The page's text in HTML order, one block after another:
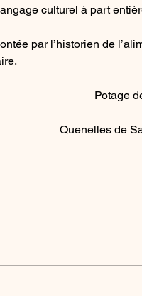
culturel à part
par l’historien de
Potage
Quenelles de